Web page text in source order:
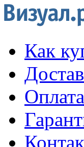
Как
Оплата